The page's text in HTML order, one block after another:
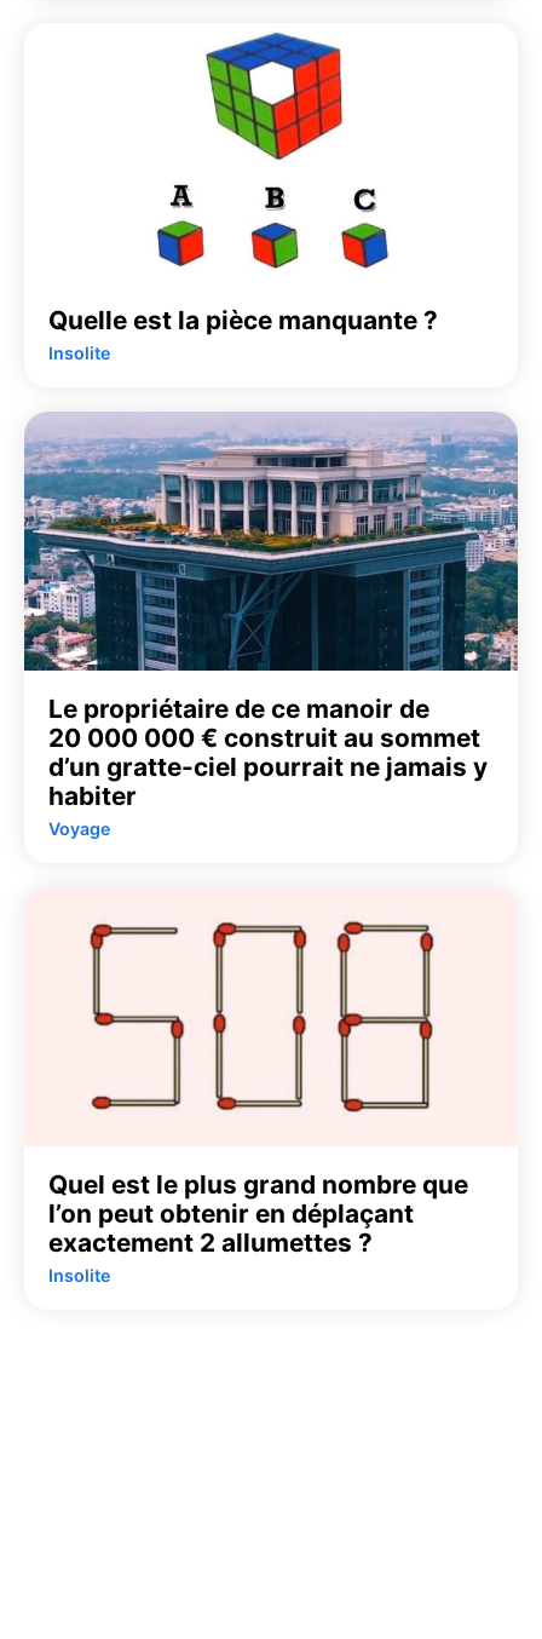
Quelle est la pièce manquante ?
Insolite
Le propriétaire de ce manoir de
20 000 000 € construit au sommet
d’un gratte-ciel pourrait ne jamais y
habiter
Voyage
Quel est le plus grand nombre que
l’on peut obtenir en déplaçant
exactement 2 allumettes ?
Insolite